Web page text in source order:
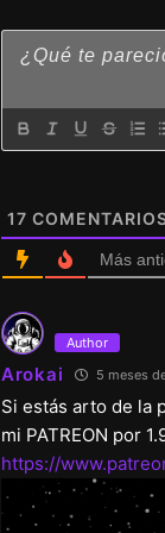
Se añadió la
Se añadió la
Se
Se
Se
17
Más
Author
Arokai 5 meses
Si estás arto de la
mi PATREON por
https://